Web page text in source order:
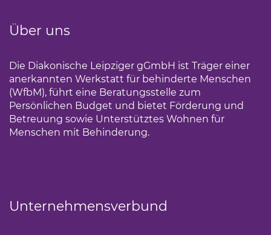
Über uns
Die Diakonische Leipziger gGmbH ist Träger einer
anerkannten Werkstatt für behinderte Menschen
(WfbM), führt eine Beratungsstelle zum
Persönlichen Budget und bietet Förderung und
Betreuung sowie Unterstütztes Wohnen für
Menschen mit Behinderung.
Unternehmensverbund